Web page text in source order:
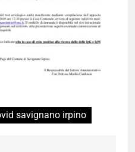
savignano irpino